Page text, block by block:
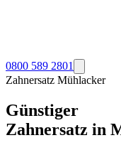
0800 589 2801
Zahnersatz Mühlacker
Günstiger
Zahnersatz in